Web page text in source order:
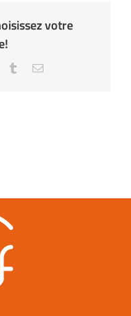
votre
TumblrEmail